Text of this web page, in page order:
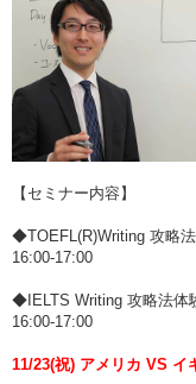
【セミナー内容】
◆TOEFL(R)Writing 攻略
16:00-17:00
◆IELTS Writing 攻略法体
16:00-17:00
11/23(祝) アメリカ VS イ